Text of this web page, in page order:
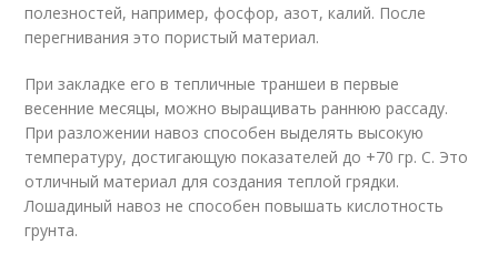
полезностей, например, фосфор, азот, калий. После
перегнивания это пористый материал.
При закладке его в тепличные траншеи в первые
весенние месяцы, можно выращивать раннюю рассаду.
При разложении навоз способен выделять высокую
температуру, достигающую показателей до +70 гр. С. Это
отличный материал для создания теплой грядки.
Лошадиный навоз не способен повышать кислотность
грунта.